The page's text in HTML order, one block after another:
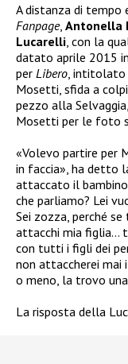
A distanza di tempo
Fanpage, Antonella
Lucarelli , con la
datato aprile 2015
per Libero , intitolato
Mosetti, sfida a
pezzo alla
Mosetti per le foto
«Volevo partire per
in faccia», ha detto
attaccato il bambino
che parliamo? Lei
Sei zozza, perché
attacchi mia figlia…
con tutti i figli dei
non attaccherei mai
o meno, la trovo
La risposta della